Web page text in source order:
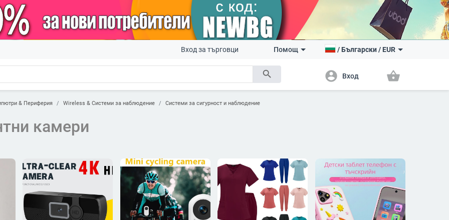
search
Вход за търговци Помощ /Български/ EUR
account_circle Вход shopping_basket
& Периферия Wireless & Системи за наблюдение Системи за сигурност и наблюдение
камери